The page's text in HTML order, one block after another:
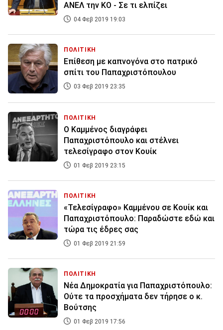
ΑΝΕΛ την ΚΟ - Σε τι ελπίζει
04 Φεβ 2019 19:03
ΠΟΛΙΤΙΚΗ
Επίθεση με καπνογόνα στο πατρικό
σπίτι του Παπαχριστόπουλου
03 Φεβ 2019 23:35
ΠΟΛΙΤΙΚΗ
Ο Καμμένος διαγράφει
Παπαχριστόπουλο και στέλνει
τελεσίγραφο στον Κουίκ
01 Φεβ 2019 23:15
ΠΟΛΙΤΙΚΗ
«Τελεσίγραφο» Καμμένου σε Κουίκ και
Παπαχριστόπουλο: Παραδώστε εδώ και
τώρα τις έδρες σας
01 Φεβ 2019 21:59
ΠΟΛΙΤΙΚΗ
Νέα Δημοκρατία για Παπαχριστόπουλο:
Ούτε τα προσχήματα δεν τήρησε ο κ.
Βούτσης
01 Φεβ 2019 17:56